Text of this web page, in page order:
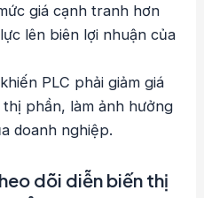
giá cạnh tranh hơn
lên biên lợi nhuận của
PLC phải giảm giá
phần, làm ảnh hưởng
doanh nghiệp.
dõi diễn biến thị